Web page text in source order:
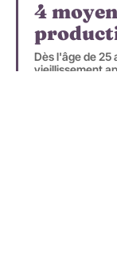
4
Dès l'âge de 25
vieillissement